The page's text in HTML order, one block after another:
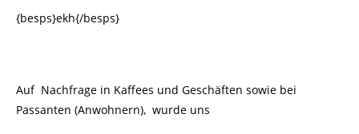
{besps}ekh{/besps}
Auf Nachfrage in Kaffees und Geschäften sowie bei
Passanten (Anwohnern), wurde uns